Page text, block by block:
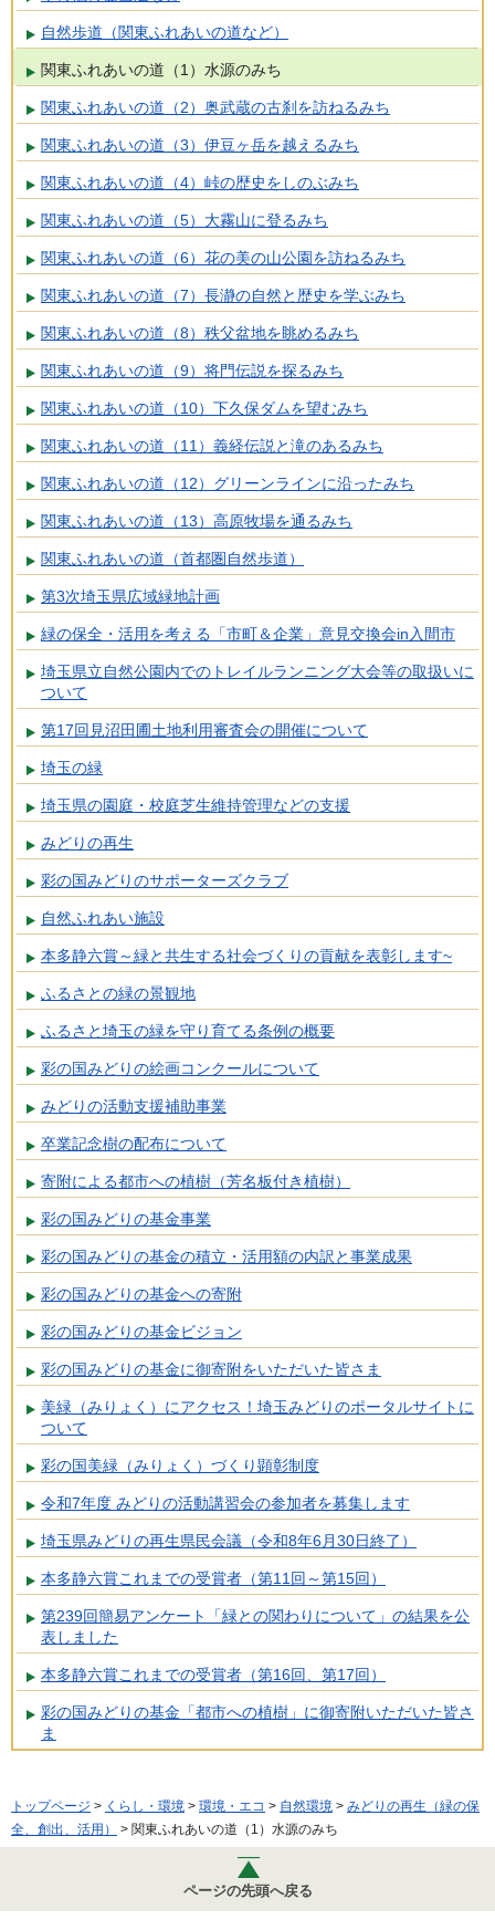
自然歩道（関東ふれあいの道など）
関東ふれあいの道（1）水源のみち
関東ふれあいの道（2）奥武蔵の古刹を訪ねるみち
関東ふれあいの道（3）伊豆ヶ岳を越えるみち
関東ふれあいの道（4）峠の歴史をしのぶみち
関東ふれあいの道（5）大霧山に登るみち
関東ふれあいの道（6）花の美の山公園を訪ねるみち
関東ふれあいの道（7）長瀞の自然と歴史を学ぶみち
関東ふれあいの道（8）秩父盆地を眺めるみち
関東ふれあいの道（9）将門伝説を探るみち
関東ふれあいの道（10）下久保ダムを望むみち
関東ふれあいの道（11）義経伝説と滝のあるみち
関東ふれあいの道（12）グリーンラインに沿ったみち
関東ふれあいの道（13）高原牧場を通るみち
関東ふれあいの道（首都圏自然歩道）
第3次埼玉県広域緑地計画
緑の保全・活用を考える「市町＆企業」意見交換会in入間市
埼玉県立自然公園内でのトレイルランニング大会等の取扱いに
ついて
第17回見沼田圃土地利用審査会の開催について
埼玉の緑
埼玉県の園庭・校庭芝生維持管理などの支援
みどりの再生
彩の国みどりのサポーターズクラブ
自然ふれあい施設
本多静六賞～緑と共生する社会づくりの貢献を表彰します~
ふるさとの緑の景観地
ふるさと埼玉の緑を守り育てる条例の概要
彩の国みどりの絵画コンクールについて
みどりの活動支援補助事業
卒業記念樹の配布について
寄附による都市への植樹（芳名板付き植樹）
彩の国みどりの基金事業
彩の国みどりの基金の積立・活用額の内訳と事業成果
彩の国みどりの基金への寄附
彩の国みどりの基金ビジョン
彩の国みどりの基金に御寄附をいただいた皆さま
美緑（みりょく）にアクセス！埼玉みどりのポータルサイトに
ついて
彩の国美緑（みりょく）づくり顕彰制度
令和7年度 みどりの活動講習会の参加者を募集します
埼玉県みどりの再生県民会議（令和8年6月30日終了）
本多静六賞これまでの受賞者（第11回～第15回）
第239回簡易アンケート「緑との関わりについて」の結果を公
表しました
本多静六賞これまでの受賞者（第16回、第17回）
彩の国みどりの基金「都市への植樹」に御寄附いただいた皆さ
ま
トップページ > くらし・環境 > 環境・エコ > 自然環境 > みどりの再生（緑の保
全、創出、活用）
> 関東ふれあいの道（1）水源のみち
ページの先頭へ戻る